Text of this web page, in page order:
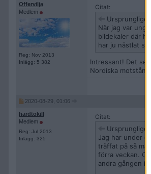
Offervilja
Medlem
Reg: Nov 2013
Inlägg: 5 382
Citat:
När jag var ung
bildekaler där
har ju nästlat
Intressant! Det
Nordiska
2020-08-29, 01:06
hardtokill
Medlem
Reg: Jul 2013
Inlägg: 325
Citat:
Jag har under
träffat på så
förra veckan.
andra gången i